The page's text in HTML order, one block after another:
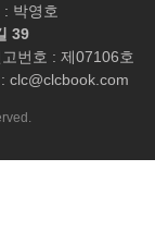
박영호
39
번호 : 제07106호
clc@clcbook.com